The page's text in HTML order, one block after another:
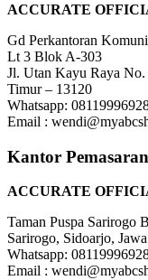
ACCURATE
Gd Perkantoran
Lt 3 Blok A-303
Jl. Utan Kayu Raya
Timur – 13120
Whatsapp:
Email :
Kantor
ACCURATE
Taman Puspa Sarirogo
Sarirogo, Sidoarjo,
Whatsapp:
Email :